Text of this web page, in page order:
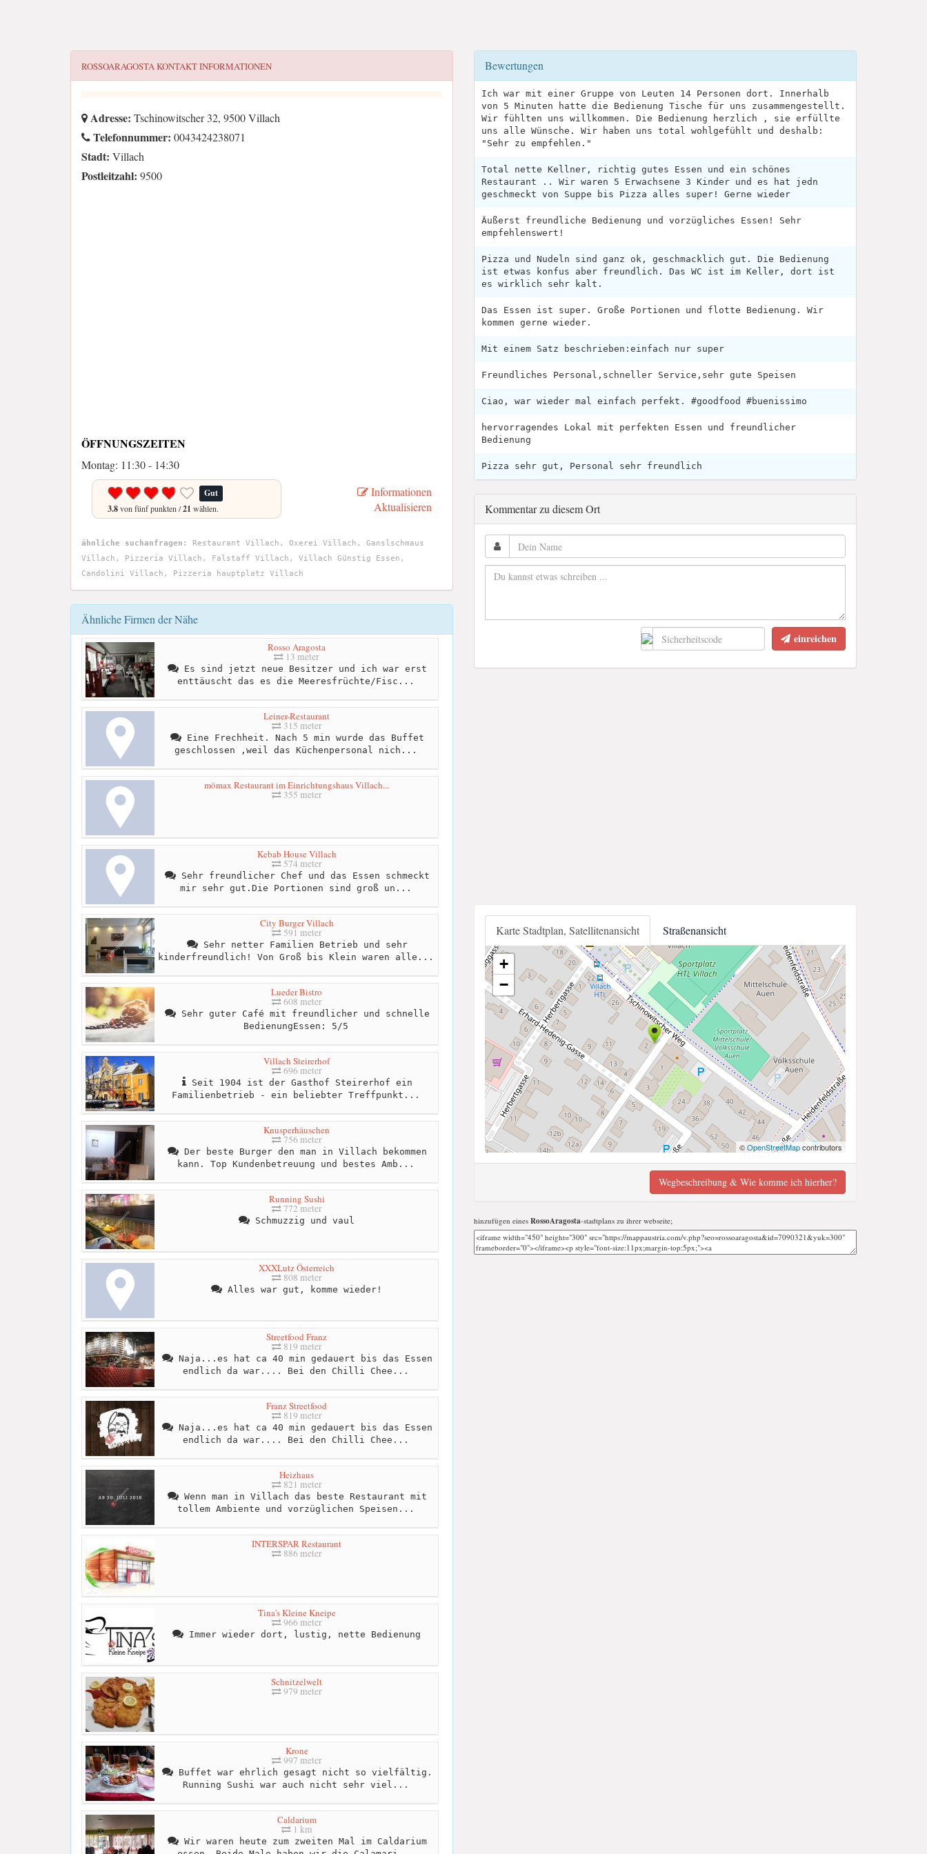
ROSSOARAGOSTAKONTAKT INFORMATIONEN
Adresse: Tschinowitscher 32, 9500 Villach
Telefonnummer: 0043424238071
Stadt: Villach
Postleitzahl: 9500
ÖFFNUNGSZEITEN
Montag: 11:30 - 14:30
Gut
3.8von fünf punkten /21 wählen.
Informationen
Aktualisieren
ähnliche suchanfragen:
Restaurant Villach, Oxerei Villach, Ganslschmaus
Villach, Pizzeria Villach, Falstaff Villach, Villach Günstig Essen,
Candolini Villach, Pizzeria hauptplatz Villach
Ähnliche Firmen der Nähe
Rosso Aragosta
13 meter
Es sind jetzt neue Besitzer und ich war erst
enttäuscht das es die Meeresfrüchte/Fisc...
Leiner-Restaurant
315 meter
Eine Frechheit. Nach 5 min wurde das Buffet
geschlossen ,weil das Küchenpersonal nich...
mömax Restaurant im Einrichtungshaus Villach...
355 meter
Kebab House Villach
574 meter
Sehr freundlicher Chef und das Essen schmeckt
mir sehr gut.Die Portionen sind groß un...
City Burger Villach
591 meter
Sehr netter Familien Betrieb und sehr
kinderfreundlich! Von Groß bis Klein waren alle...
Lueder Bistro
608 meter
Sehr guter Café mit freundlicher und schnelle
BedienungEssen: 5/5
Villach Steirerhof
696 meter
Seit 1904 ist der Gasthof Steirerhof ein
Familienbetrieb - ein beliebter Treffpunkt...
Knusperhäuschen
756 meter
Der beste Burger den man in Villach bekommen
kann. Top Kundenbetreuung und bestes Amb...
Running Sushi
772 meter
Schmuzzig und vaul
XXXLutz Österreich
808 meter
Alles war gut, komme wieder!
Streetfood Franz
819 meter
Naja...es hat ca 40 min gedauert bis das Essen
endlich da war.... Bei den Chilli Chee...
Franz Streetfood
819 meter
Naja...es hat ca 40 min gedauert bis das Essen
endlich da war.... Bei den Chilli Chee...
Heizhaus
821 meter
Wenn man in Villach das beste Restaurant mit
tollem Ambiente und vorzüglichen Speisen...
INTERSPAR Restaurant
886 meter
Tina's Kleine Kneipe
966 meter
Immer wieder dort, lustig, nette Bedienung
Schnitzelwelt
979 meter
Krone
997 meter
Buffet war ehrlich gesagt nicht so vielfältig.
Running Sushi war auch nicht sehr viel...
Caldarium
1 km
Wir waren heute zum zweiten Mal im Caldarium
Bewertungen
Ich war mit einer Gruppe von Leuten 14 Personen dort. Innerhalb
von 5 Minuten hatte die Bedienung Tische für uns zusammengestellt.
Wir fühlten uns willkommen. Die Bedienung herzlich , sie erfüllte
uns alle Wünsche. Wir haben uns total wohlgefühlt und deshalb:
"Sehr zu empfehlen."
Total nette Kellner, richtig gutes Essen und ein schönes
Restaurant .. Wir waren 5 Erwachsene 3 Kinder und es hat jedn
geschmeckt von Suppe bis Pizza alles super! Gerne wieder
Äußerst freundliche Bedienung und vorzügliches Essen! Sehr
empfehlenswert!
Pizza und Nudeln sind ganz ok, geschmacklich gut. Die Bedienung
ist etwas konfus aber freundlich. Das WC ist im Keller, dort ist
es wirklich sehr kalt.
Das Essen ist super. Große Portionen und flotte Bedienung. Wir
kommen gerne wieder.
Mit einem Satz beschrieben:einfach nur super
Freundliches Personal,schneller Service,sehr gute Speisen
Ciao, war wieder mal einfach perfekt. #goodfood #buenissimo
hervorragendes Lokal mit perfekten Essen und freundlicher
Bedienung
Pizza sehr gut, Personal sehr freundlich
Kommentar zu diesem Ort
einreichen
Karte Stadtplan, Satellitenansicht Straßenansicht
+
−
©OpenStreetMapcontributors
Wegbeschreibung & Wie komme ich hierher?
hinzufügen eines RossoAragosta-stadtplans zu ihrer webseite;